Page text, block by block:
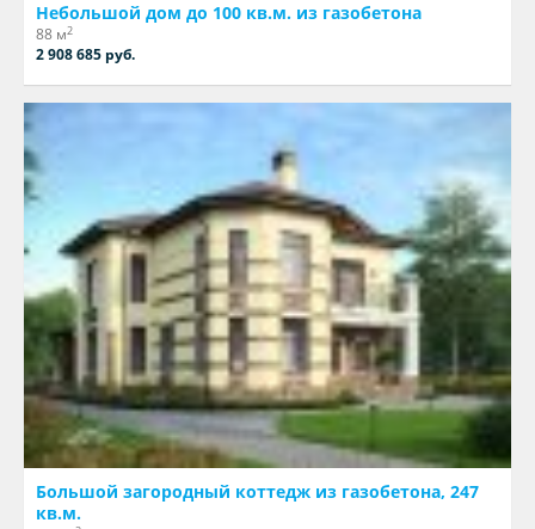
Небольшой дом до 100 кв.м. из газобетона
88 м2
2 908 685 руб.
Большой загородный коттедж из газобетона, 247
кв.м.